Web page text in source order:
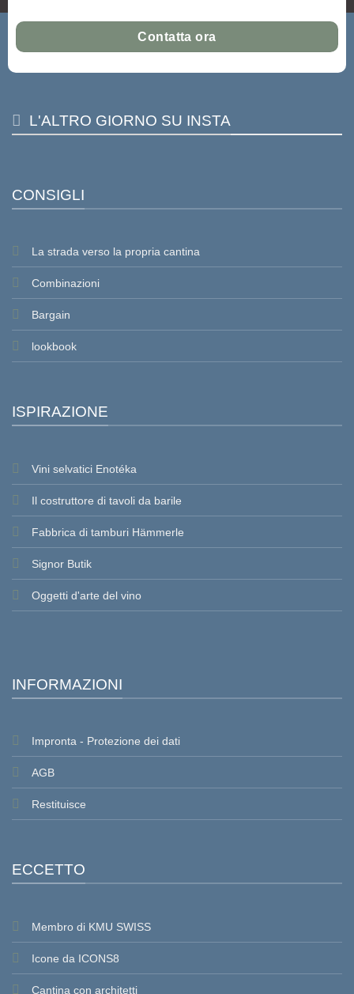
Contatta ora
L'ALTRO GIORNO SU INSTA
CONSIGLI
La strada verso la propria cantina
Combinazioni
Bargain
lookbook
ISPIRAZIONE
Vini selvatici Enotéka
Il costruttore di tavoli da barile
Fabbrica di tamburi Hämmerle
Signor Butik
Oggetti d'arte del vino
INFORMAZIONI
Impronta - Protezione dei dati
AGB
Restituisce
ECCETTO
Membro di KMU SWISS
Icone da ICONS8
Cantina con architetti